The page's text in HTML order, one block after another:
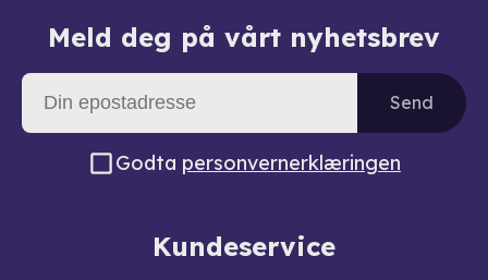
Meld deg på vårt nyhetsbrev
Send
Godta personvernerklæringen
Kundeservice